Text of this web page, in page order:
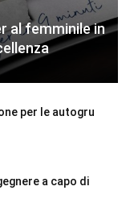
al femminile in
per le autogru
a capo di